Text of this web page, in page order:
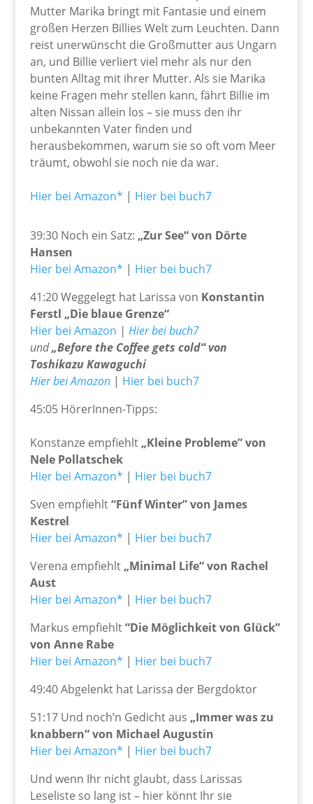
Mutter Marika bringt mit Fantasie und einem
großen Herzen Billies Welt zum Leuchten. Dann
reist unerwünscht die Großmutter aus Ungarn
an, und Billie verliert viel mehr als nur den
bunten Alltag mit ihrer Mutter. Als sie Marika
keine Fragen mehr stellen kann, fährt Billie im
alten Nissan allein los – sie muss den ihr
unbekannten Vater finden und
herausbekommen, warum sie so oft vom Meer
träumt, obwohl sie noch nie da war.
Hier bei Amazon* | Hier bei buch7
39:30 Noch ein Satz: „Zur See“ von Dörte
Hansen
Hier bei Amazon* | Hier bei buch7
41:20 Weggelegt hat Larissa von Konstantin
Ferstl „Die blaue Grenze“
Hier bei Amazon | Hier bei buch7
und„Before the Coffee gets cold“ von
Toshikazu Kawaguchi
Hier bei Amazon| Hier bei buch7
45:05 HörerInnen-Tipps:
Konstanze empfiehlt „Kleine Probleme” von
Nele Pollatschek
Hier bei Amazon* | Hier bei buch7
Sven empfiehlt“Fünf Winter” von James
Kestrel
Hier bei Amazon* | Hier bei buch7
Verena empfiehlt „Minimal Life“ von Rachel
Aust
Hier bei Amazon* | Hier bei buch7
Markus empfiehlt“Die Möglichkeit von Glück”
von Anne Rabe
Hier bei Amazon* | Hier bei buch7
49:40 Abgelenkt hat Larissa der Bergdoktor
51:17 Und noch’n Gedicht aus „Immer was zu
knabbern“ von Michael Augustin
Hier bei Amazon* | Hier bei buch7
Und wenn Ihr nicht glaubt, dass Larissas
Leseliste so lang ist – hier könnt Ihr sie